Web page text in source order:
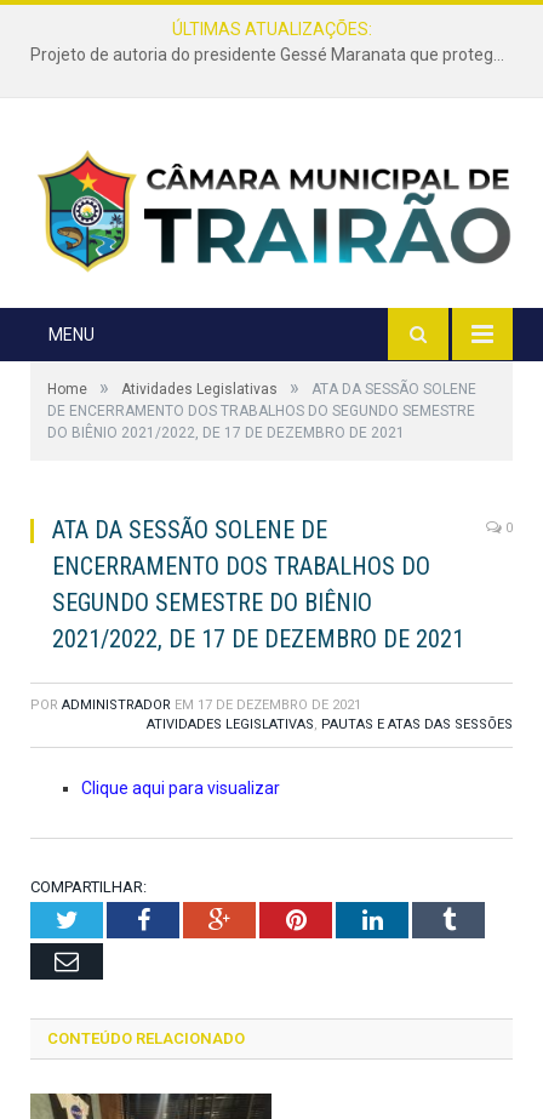
ÚLTIMAS ATUALIZAÇÕES:
Projeto de autoria do presidente Gessé Maranata que protege as estradas vicinais de Trairão é transformado em lei
MENU
Home » Atividades Legislativas »
ATA DA SESSÃO SOLENE
DE ENCERRAMENTO DOS TRABALHOS DO SEGUNDO SEMESTRE
DO BIÊNIO 2021/2022, DE 17 DE DEZEMBRO DE 2021
ATA DA SESSÃO SOLENE DE
ENCERRAMENTO DOS TRABALHOS DO
SEGUNDO SEMESTRE DO BIÊNIO
2021/2022, DE 17 DE DEZEMBRO DE 2021
0
POR ADMINISTRADOR EM 17 DE DEZEMBRO DE 2021
ATIVIDADES LEGISLATIVAS, PAUTAS E ATAS DAS SESSÕES
Clique aqui para visualizar
COMPARTILHAR:
TwitterFacebookGoogle+PinterestLinkedInTumblr
Email
CONTEÚDO RELACIONADO